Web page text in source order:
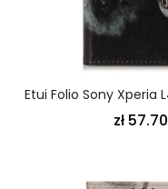
zł 57.70